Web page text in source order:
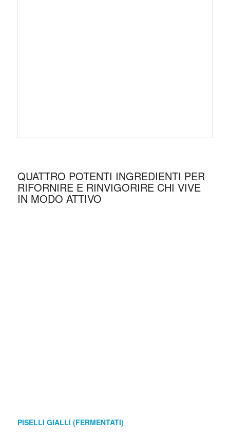
QUATTRO POTENTI INGREDIENTI PER
RIFORNIRE E RINVIGORIRE CHI VIVE
IN MODO ATTIVO
PISELLI GIALLI (FERMENTATI)